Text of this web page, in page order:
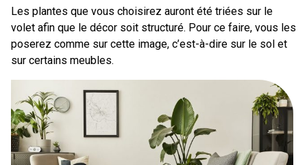
Les plantes que vous choisirez auront été triées sur le
volet afin que le décor soit structuré. Pour ce faire, vous les
poserez comme sur cette image, c’est-à-dire sur le sol et
sur certains meubles.